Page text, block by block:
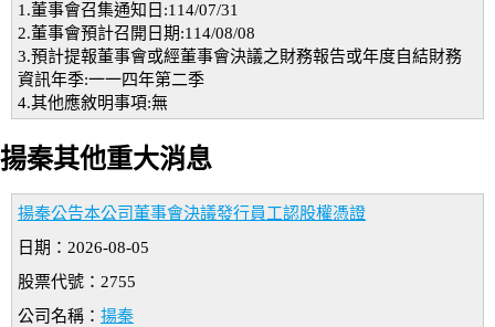
1.董事會召集通知日:114/07/31
2.董事會預計召開日期:114/08/08
3.預計提報董事會或經董事會決議之財務報告或年度自結財務
資訊年季:一一四年第二季
4.其他應敘明事項:無
揚秦其他重大消息
揚秦公告本公司董事會決議發行員工認股權憑證
日期：2026-08-05
股票代號：2755
公司名稱： 揚秦